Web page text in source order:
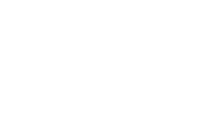
ズナブルな価格で、
生地選択で、
するスーツを提供